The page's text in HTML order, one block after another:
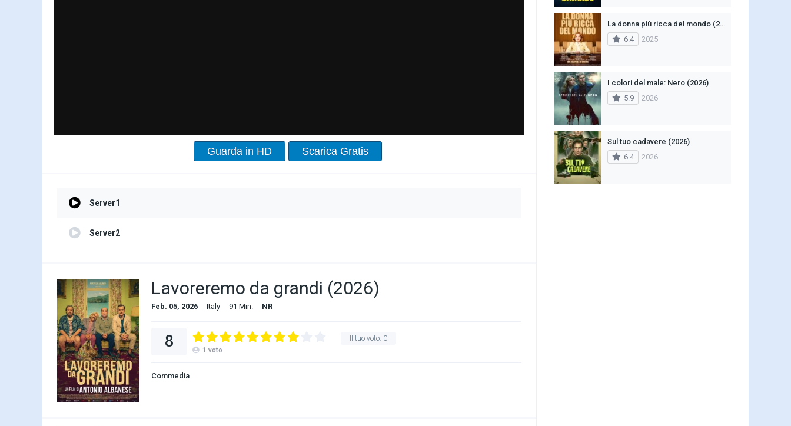
Guarda in HD Scarica Gratis
Server1
Server2
Lavoreremo da grandi (2026)
Feb. 05, 2026 Italy 91 Min. NR
Il tuo voto: 0
8 1 voto
Commedia
La donna più ricca del mondo (2025)
6.4
2025
I colori del male: Nero (2026)
5.9
2026
Sul tuo cadavere (2026)
6.4
2026